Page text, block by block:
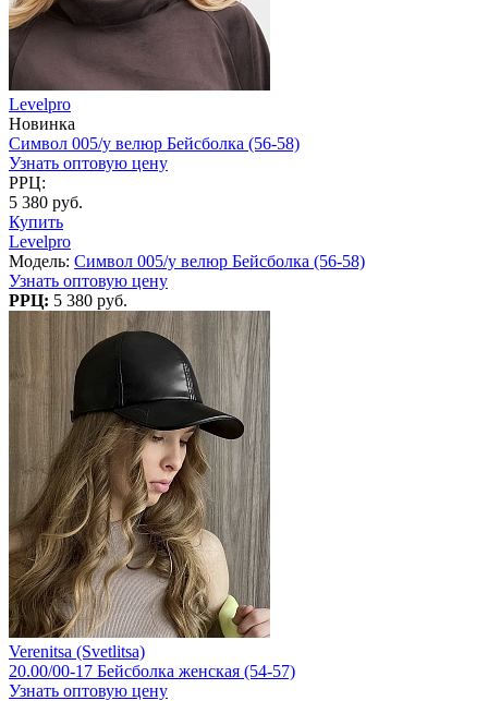
Levelpro
Новинка
Символ 005/у велюр Бейсболка (56-58)
Узнать оптовую цену
РРЦ:
5 380 руб.
Купить
Levelpro
Модель: Символ 005/у велюр Бейсболка (56-58)
Узнать оптовую цену
РРЦ: 5 380 руб.
Verenitsa (Svetlitsa)
20.00/00-17 Бейсболка женская (54-57)
Узнать оптовую цену